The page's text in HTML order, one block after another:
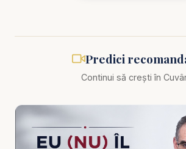
Pastor Valentin Dănăiață - Rugăciune
politicieni - predici creștine
Într-o lume marcată de polarizare
rugăciunii pentru conducători rămâne
relevant și necesar ca în vremea
Predici
Continui să crești în